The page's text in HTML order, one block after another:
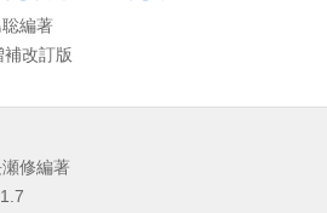
編著
補改訂版
修編著